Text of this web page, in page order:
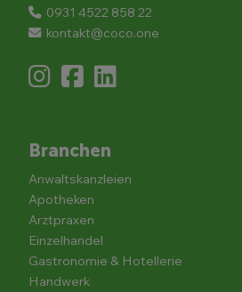
0931 4522 858 22
kontakt@coco.one
Branchen
Anwaltskanzleien
Apotheken
Arztpraxen
Einzelhandel
Gastronomie & Hotellerie
Handwerk